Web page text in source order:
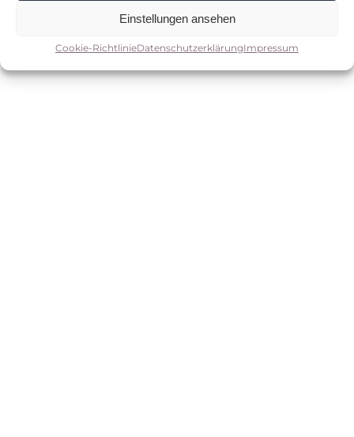
Einstellungen ansehen
Cookie-RichtlinieDatenschutzerklärungImpressum